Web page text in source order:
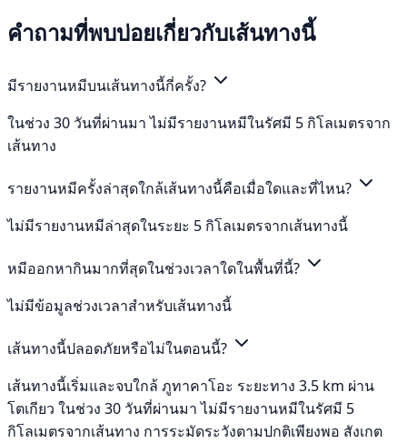
คำถามที่พบบ่อยเกี่ยวกับเส้นทางนี้
มีรายงานหมีบนเส้นทางนี้กี่ครั้ง?
ในช่วง 30 วันที่ผ่านมา ไม่มีรายงานหมีในรัศมี 5 กิโลเมตรจาก
เส้นทาง
รายงานหมีครั้งล่าสุดใกล้เส้นทางนี้คือเมื่อใดและที่ไหน?
ไม่มีรายงานหมีล่าสุดในระยะ 5 กิโลเมตรจากเส้นทางนี้
หมีออกหากินมากที่สุดในช่วงเวลาใดในพื้นที่นี้?
ไม่มีข้อมูลช่วงเวลาสำหรับเส้นทางนี้
เส้นทางนี้ปลอดภัยหรือไม่ในตอนนี้?
เส้นทางนี้เริ่มและจบใกล้ ภูทาคาโอะ ระยะทาง 3.5 km ผ่าน
โตเกียว ในช่วง 30 วันที่ผ่านมา ไม่มีรายงานหมีในรัศมี 5
กิโลเมตรจากเส้นทาง การระมัดระวังตามปกติเพียงพอ สังเกต